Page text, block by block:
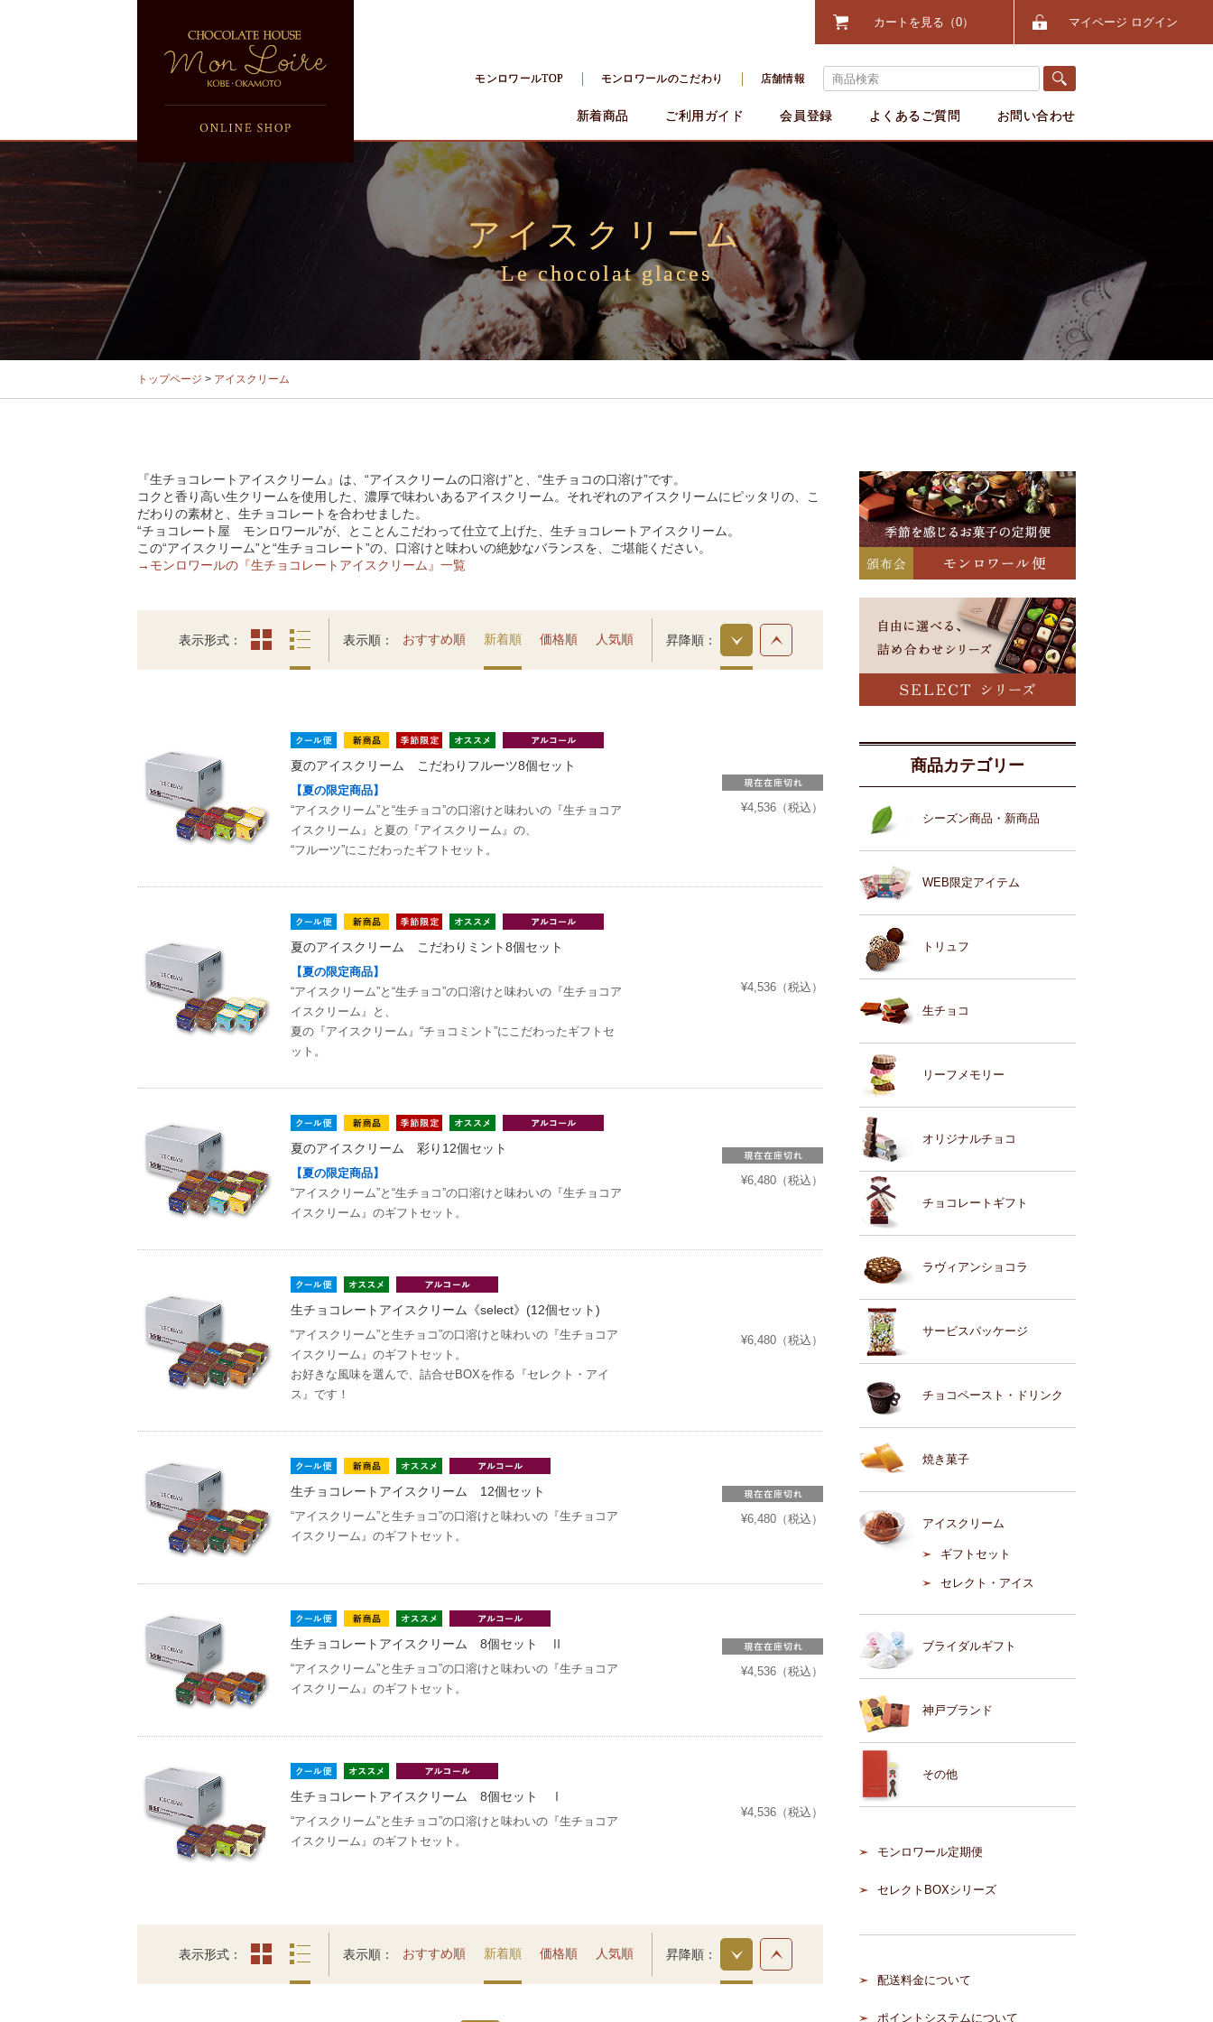
カートを見る 0 マイページ ログイン
モンロワールTOP モンロワールのこだわり 店舗情報
新着商品 ご利用ガイド 会員登録 よくあるご質問 お問い合わせ
アイスクリーム
Le chocolat glaces
トップページ > アイスクリーム
『生チョコレートアイスクリーム』は、“アイスクリームの口溶け”と、“生チョコの口溶け”です。
コクと香り高い生クリームを使用した、濃厚で味わいあるアイスクリーム。それぞれのアイスクリームにピッタリの、こ
だわりの素材と、生チョコレートを合わせました。
“チョコレート屋 モンロワール”が、とことんこだわって仕立て上げた、生チョコレートアイスクリーム。
この“アイスクリーム”と“生チョコレート”の、口溶けと味わいの絶妙なバランスを、ご堪能ください。
→モンロワールの『生チョコレートアイスクリーム』一覧
表示形式 表示順 おすすめ順 新着順 価格順 人気順 昇降順
夏のアイスクリーム こだわりフルーツ8個セット
【夏の限定商品】
“アイスクリーム”と“生チョコ”の口溶けと味わいの『生チョコア
イスクリーム』と夏の『アイスクリーム』の、
“フルーツ”にこだわったギフトセット。
¥4,536（税込）
夏のアイスクリーム こだわりミント8個セット
【夏の限定商品】
“アイスクリーム”と“生チョコ”の口溶けと味わいの『生チョコア
イスクリーム』と、
夏の『アイスクリーム』“チョコミント”にこだわったギフトセ
ット。
¥4,536（税込）
夏のアイスクリーム 彩り12個セット
【夏の限定商品】
“アイスクリーム”と“生チョコ”の口溶けと味わいの『生チョコア
イスクリーム』のギフトセット。
¥6,480（税込）
生チョコレートアイスクリーム《select》(12個セット)
“アイスクリーム”と生チョコ”の口溶けと味わいの『生チョコア
イスクリーム』のギフトセット。
お好きな風味を選んで、詰合せBOXを作る『セレクト・アイ
ス』です！
¥6,480（税込）
生チョコレートアイスクリーム 12個セット
“アイスクリーム”と生チョコ”の口溶けと味わいの『生チョコア
イスクリーム』のギフトセット。
¥6,480（税込）
生チョコレートアイスクリーム 8個セット Ⅱ
“アイスクリーム”と生チョコ”の口溶けと味わいの『生チョコア
イスクリーム』のギフトセット。
¥4,536（税込）
生チョコレートアイスクリーム 8個セット Ⅰ
“アイスクリーム”と生チョコ”の口溶けと味わいの『生チョコア
イスクリーム』のギフトセット。
¥4,536（税込）
表示形式 表示順 おすすめ順 新着順 価格順 人気順 昇降順
商品カテゴリー
シーズン商品・新商品
WEB限定アイテム
トリュフ
生チョコ
リーフメモリー
オリジナルチョコ
チョコレートギフト
ラヴィアンショコラ
サービスパッケージ
チョコペースト・ドリンク
焼き菓子
アイスクリーム
ギフトセット
セレクト・アイス
ブライダルギフト
神戸ブランド
その他
モンロワール定期便
セレクトBOXシリーズ
配送料金について
ポイントシステムについて